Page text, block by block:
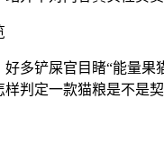
多铲屎官目睹“能量
判定一款猫粮是不是契